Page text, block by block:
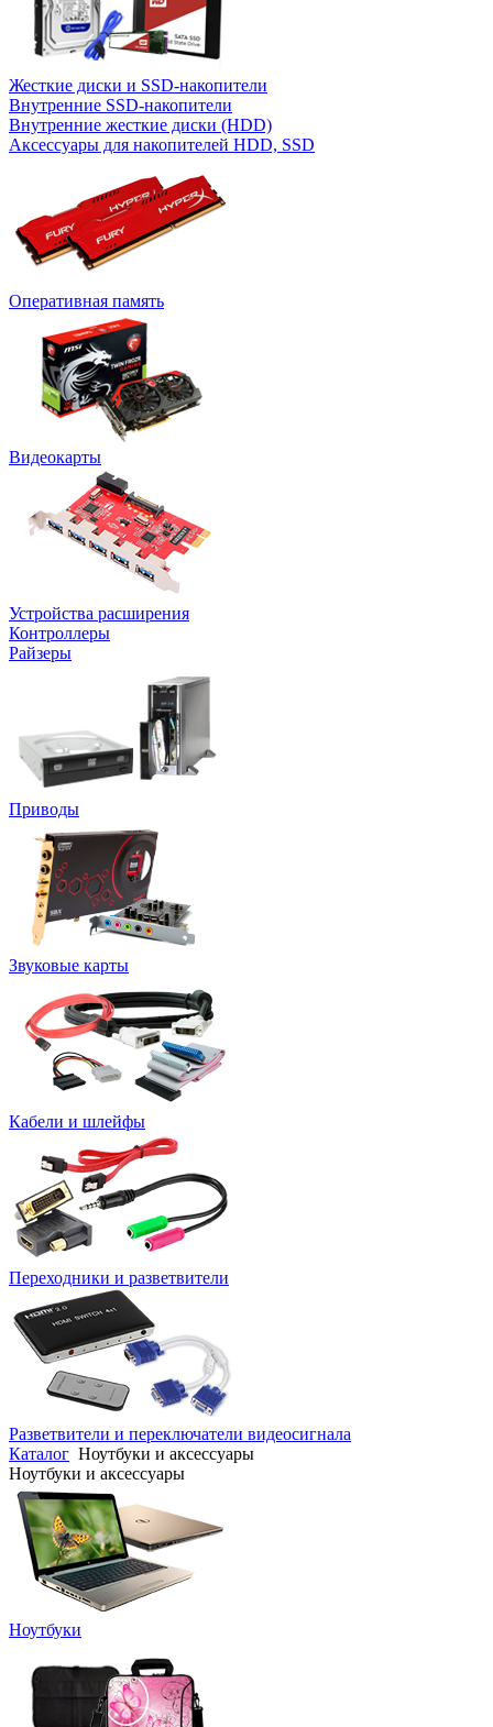
Жесткие диски и SSD-накопители
Внутренние SSD-накопители
Внутренние жесткие диски (HDD)
Аксессуары для накопителей HDD, SSD
Оперативная память
Видеокарты
Устройства расширения
Контроллеры
Райзеры
Приводы
Звуковые карты
Кабели и шлейфы
Переходники и разветвители
Разветвители и переключатели видеосигнала
Каталог Ноутбуки и аксессуары
Ноутбуки и аксессуары
Ноутбуки